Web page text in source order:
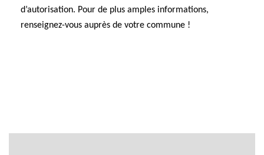
d’autorisation. Pour de plus amples informations,
renseignez-vous auprès de votre commune !